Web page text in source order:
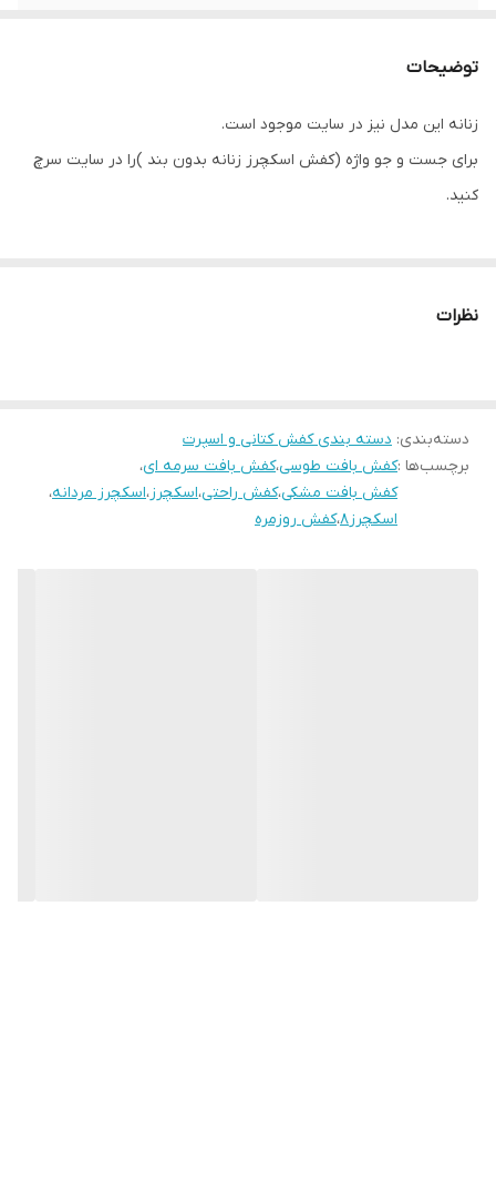
میزان راحتی پا
ویژگی کفی کفش
توضیحات
زنانه این مدل نیز در سایت موجود است.
برای جست و جو واژه (کفش اسکچرز زنانه بدون بند )را در سایت سرچ
کنید.
نظرات
دسته‌بندی: دسته بندی کفش کتانی و اسپرت
برچسب‌ها :کفش بافت طوسی،کفش بافت سرمه ای،
کفش بافت مشکی،کفش راحتی،اسکچرز،اسکچرز مردانه،
اسکچرز۸ ،کفش روزمره